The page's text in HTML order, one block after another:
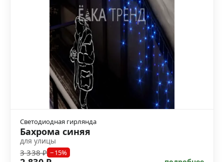
Светодиодная гирлянда
Бахрома синяя
для улицы
3 338 ₽ −15%